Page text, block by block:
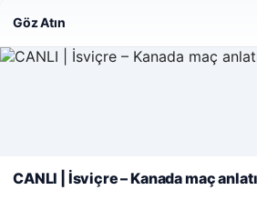
23/06/2026
deneyiminizi kişiselleştirmek ve
Reddet Kabul Et
Göz Atın
CANLI | İsviçre – Kanada maç